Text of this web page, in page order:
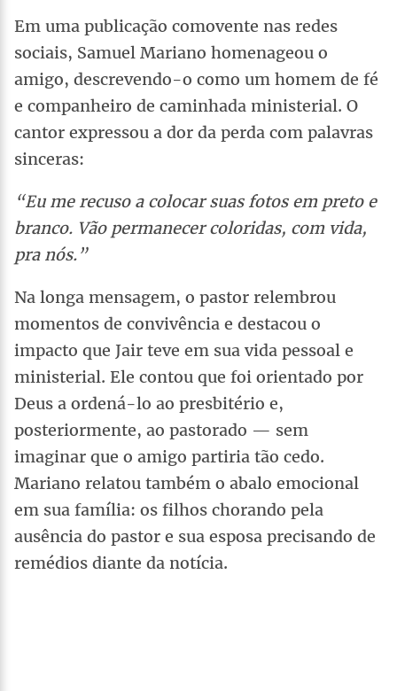
Em uma publicação comovente nas redes
sociais, Samuel Mariano homenageou o
amigo, descrevendo-o como um homem de fé
e companheiro de caminhada ministerial. O
cantor expressou a dor da perda com palavras
sinceras:
“Eu me recuso a colocar suas fotos em preto e
branco. Vão permanecer coloridas, com vida,
pra nós.”
Na longa mensagem, o pastor relembrou
momentos de convivência e destacou o
impacto que Jair teve em sua vida pessoal e
ministerial. Ele contou que foi orientado por
Deus a ordená-lo ao presbitério e,
posteriormente, ao pastorado — sem
imaginar que o amigo partiria tão cedo.
Mariano relatou também o abalo emocional
em sua família: os filhos chorando pela
ausência do pastor e sua esposa precisando de
remédios diante da notícia.